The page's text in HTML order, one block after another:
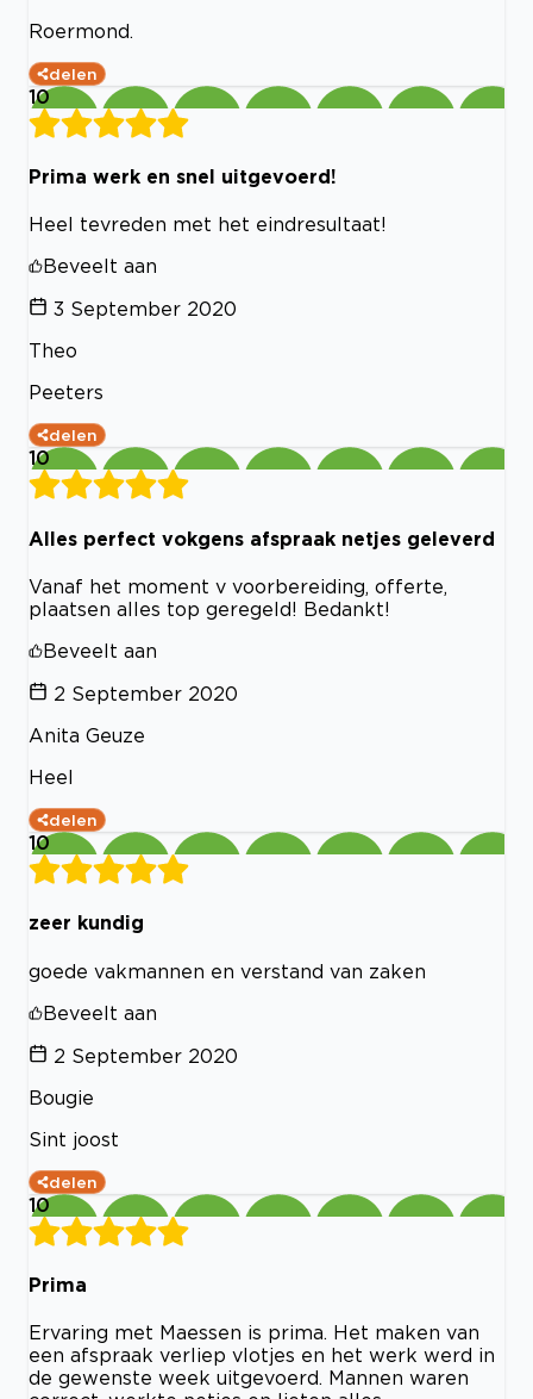
Roermond.
delen
10
Prima werk en snel uitgevoerd!
Heel tevreden met het eindresultaat!
Beveelt aan
3 September 2020
Theo
Peeters
delen
10
Alles perfect vokgens afspraak netjes geleverd
Vanaf het moment v voorbereiding, offerte,
plaatsen alles top geregeld! Bedankt!
Beveelt aan
2 September 2020
Anita Geuze
Heel
delen
10
zeer kundig
goede vakmannen en verstand van zaken
Beveelt aan
2 September 2020
Bougie
Sint joost
delen
10
Prima
Ervaring met Maessen is prima. Het maken van
een afspraak verliep vlotjes en het werk werd in
de gewenste week uitgevoerd. Mannen waren